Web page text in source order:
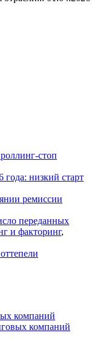
стоп
года: низкий старт
ремиссии
переданных
и факторинг,
компаний
компаний